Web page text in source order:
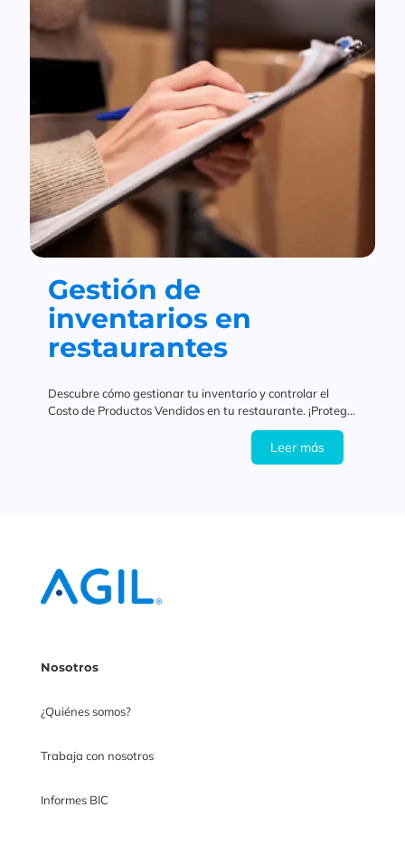
Gestión de
inventarios en
restaurantes
Descubre cómo gestionar tu inventario y controlar el
Costo de Productos Vendidos en tu restaurante. ¡Protege
tus márgenes y aumenta tu rentabilidad!
Leer más
Nosotros
¿Quiénes somos?
Trabaja con nosotros
Informes BIC